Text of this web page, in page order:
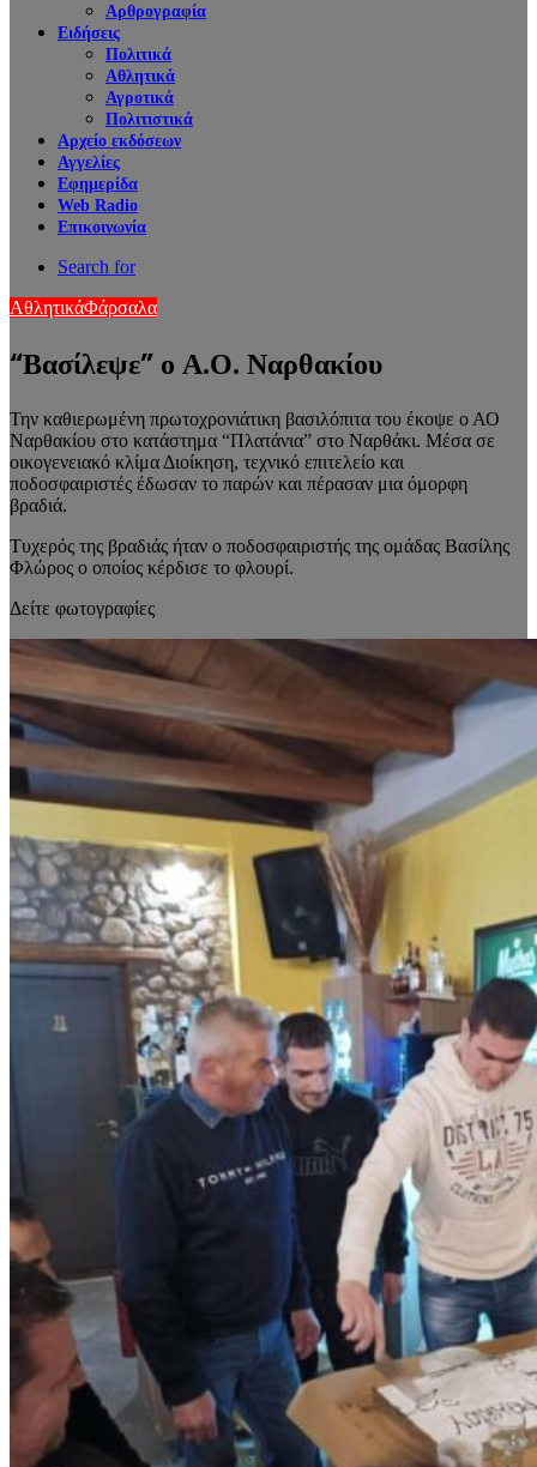
Αρθρογραφία
Ειδήσεις
Πολιτικά
Αθλητικά
Αγροτικά
Πολιτιστικά
Αρχείο εκδόσεων
Αγγελίες
Εφημερίδα
Web Radio
Επικοινωνία
Search for
ΑθλητικάΦάρσαλα
“Βασίλεψε” ο Α.Ο. Ναρθακίου
Την καθιερωμένη πρωτοχρονιάτικη βασιλόπιτα του έκοψε ο ΑΟ
Ναρθακίου στο κατάστημα “Πλατάνια” στο Ναρθάκι. Μέσα σε
οικογενειακό κλίμα Διοίκηση, τεχνικό επιτελείο και
ποδοσφαιριστές έδωσαν το παρών και πέρασαν μια όμορφη
βραδιά.
Τυχερός της βραδιάς ήταν ο ποδοσφαιριστής της ομάδας Βασίλης
Φλώρος ο οποίος κέρδισε το φλουρί.
Δείτε φωτογραφίες